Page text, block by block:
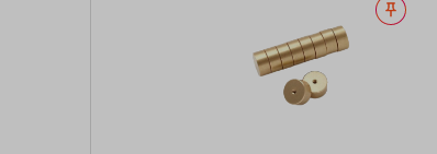
Noter